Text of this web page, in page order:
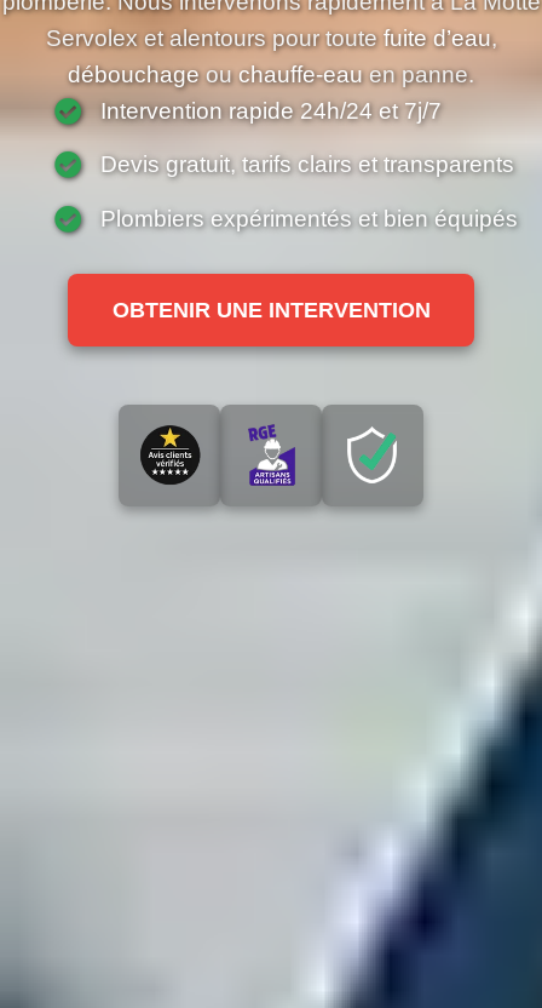
Servolex et alentours pour toutefuite d’eau,
débouchageouchauffe-eauen panne.
Intervention rapide 24h/24 et 7j/7
Devis gratuit, tarifs clairs et transparents
Plombiers expérimentés et bien équipés
OBTENIR UNE INTERVENTION